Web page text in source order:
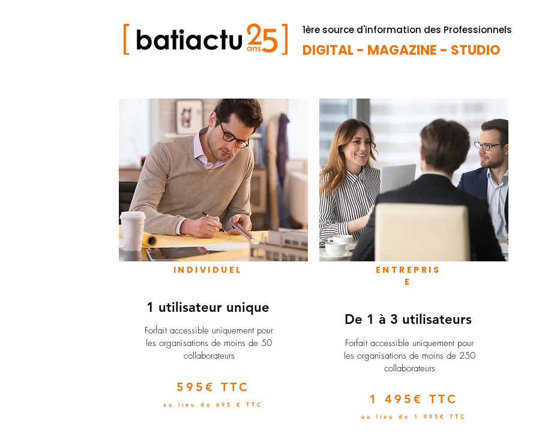
1ère source d'information des Professionnels
DIGITAL - MAGAZINE - STUDIO
INDIVIDUEL
1 utilisateur unique
​Forfait accessible uniquement pour
les organisations de moins de 50
collaborateurs
595€ TTC
au lieu de 695 € TTC
ENTREPRIS
E
De 1 à 3 utilisateurs
Forfait accessible uniquement pour
les organisations de moins de 250
collaborateurs
1 495€ TTC
au lieu de 1 995€ TTC